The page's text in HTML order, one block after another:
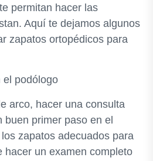
permitan hacer las
Aquí te dejamos algunos
zapatos ortopédicos para
el podólogo
arco, hacer una consulta
primer paso en el
zapatos adecuados para
hacer un examen completo